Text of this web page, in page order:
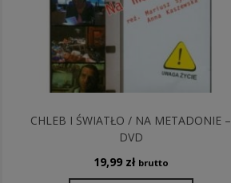
CHLEB I ŚWIATŁO / NA METADONIE –
DVD
19,99 zł brutto